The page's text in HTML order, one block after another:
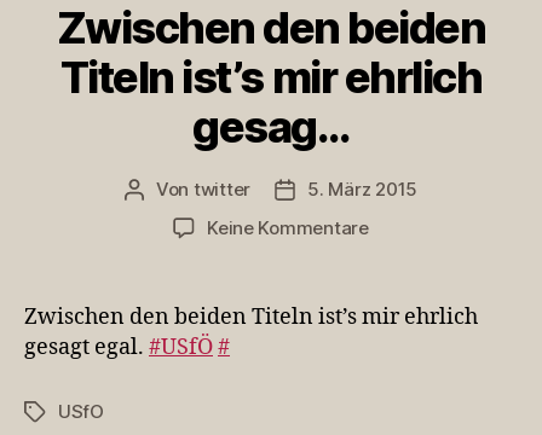
Zwischen den beiden
Titeln ist’s mir ehrlich
gesag…
Beitragsautor
Von twitter Veröffentlichungsdatum
5. März 2015
Keine Kommentarezu
beiden
Zwischen den beiden Titeln ist’s mir ehrlich
gesagt egal. #USfÖ#
Schlagwörter
USfO